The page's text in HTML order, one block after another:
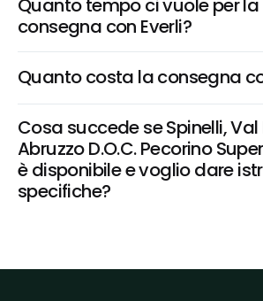
Quanto tempo ci vuole per la
consegna con Everli?
Quanto costa la consegna
Cosa succede se Spinelli, Val
Abruzzo D.O.C. Pecorino
è disponibile e voglio dare
specifiche?